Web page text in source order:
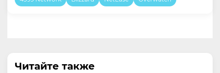
Читайте также